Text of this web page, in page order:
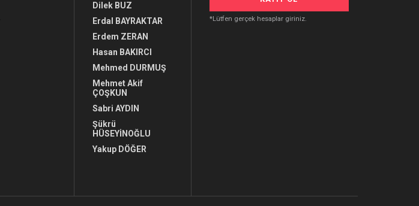
Dilek BUZ
Erdal BAYRAKTAR
Erdem ZERAN
Hasan BAKIRCI
Mehmed DURMUŞ
Mehmet Akif
ÇOŞKUN
Sabri AYDIN
Şükrü
HÜSEYİNOĞLU
Yakup DÖĞER
*Lütfen gerçek hesaplar giriniz.